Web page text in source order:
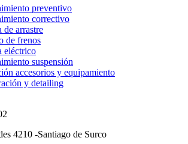
preventivo
correctivo
de arrastre
de frenos
eléctrico
suspensión
accesorios y equipamiento
y detailing
4210 -Santiago de Surco